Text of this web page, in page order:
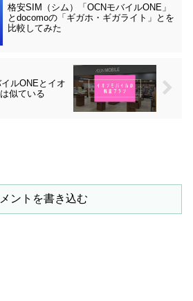
格安SIM（シム）「OCNモバイルONE」
とdocomoの「ギガホ・ギガライト」とを
比較してみた
イルONEとイオ
似ている
ントを書き込む